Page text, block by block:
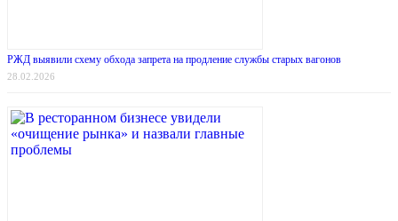
РЖД выявили схему обхода запрета на продление службы старых вагонов
28.02.2026